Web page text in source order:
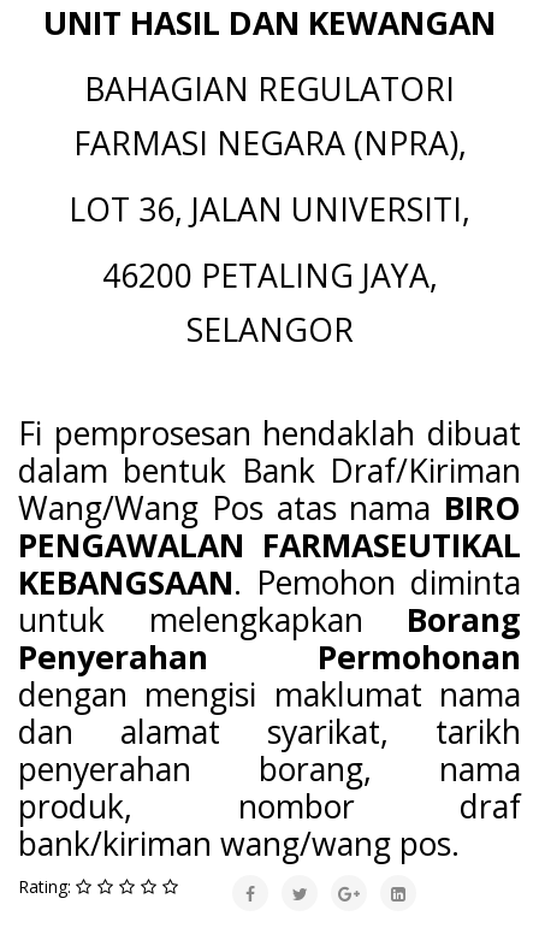
UNIT HASIL DAN KEWANGAN
BAHAGIAN REGULATORI
FARMASI NEGARA (NPRA),
LOT 36, JALAN UNIVERSITI,
46200 PETALING JAYA,
SELANGOR
Fi pemprosesan hendaklah dibuat
dalam bentuk Bank Draf/Kiriman
Wang/Wang Pos atas nama BIRO
PENGAWALAN FARMASEUTIKAL
KEBANGSAAN. Pemohon diminta
untuk melengkapkan Borang
Penyerahan Permohonan
dengan mengisi maklumat nama
dan alamat syarikat, tarikh
penyerahan borang, nama
produk, nombor draf
bank/kiriman wang/wang pos.
Rating: